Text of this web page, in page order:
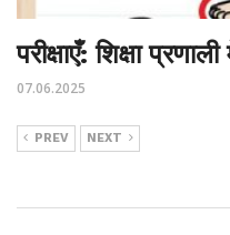
परीक्षाएँ: शिक्षा
07.06.2025
PREV NEXT